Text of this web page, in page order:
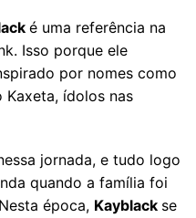
é uma referência na
Isso porque ele
por nomes como
Kaxeta, ídolos nas
jornada, e tudo logo
quando a família foi
época, Kayblack se